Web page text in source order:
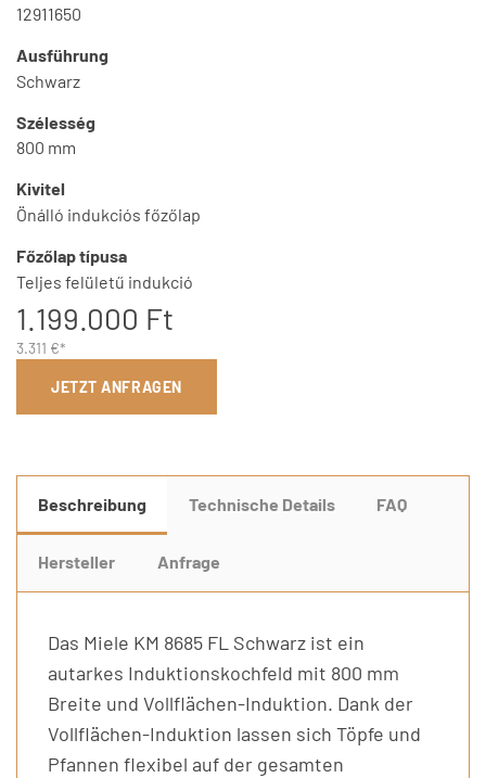
12911650
Ausführung
Schwarz
Szélesség
800 mm
Kivitel
Önálló indukciós főzőlap
Főzőlap típusa
Teljes felületű indukció
1.199.000 Ft
3.311 €*
JETZT ANFRAGEN
Beschreibung Technische Details FAQ
Hersteller Anfrage
Das Miele KM 8685 FL Schwarz ist ein
autarkes Induktionskochfeld mit 800 mm
Breite und Vollflächen-Induktion. Dank der
Vollflächen-Induktion lassen sich Töpfe und
Pfannen flexibel auf der gesamten